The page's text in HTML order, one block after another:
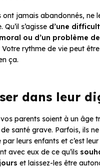
ont jamais abandonnés, ne
s’agisse d’une
ou d’un problème
rythme de vie peut
ça.
dans leur
parents soient à un âge
santé grave. Parfois, ils
leurs enfants et c’est
avec eux de ce qu’ils
et laissez-les être